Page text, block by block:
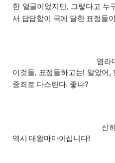
한 얼굴이었지만, 그렇다고 누
서 답답함이 극에 달한 표정들
염라
이것들, 표정들하고는! 알았어
중죄로 다스린다. 좋냐?
신
역시 대왕마마이십니다!